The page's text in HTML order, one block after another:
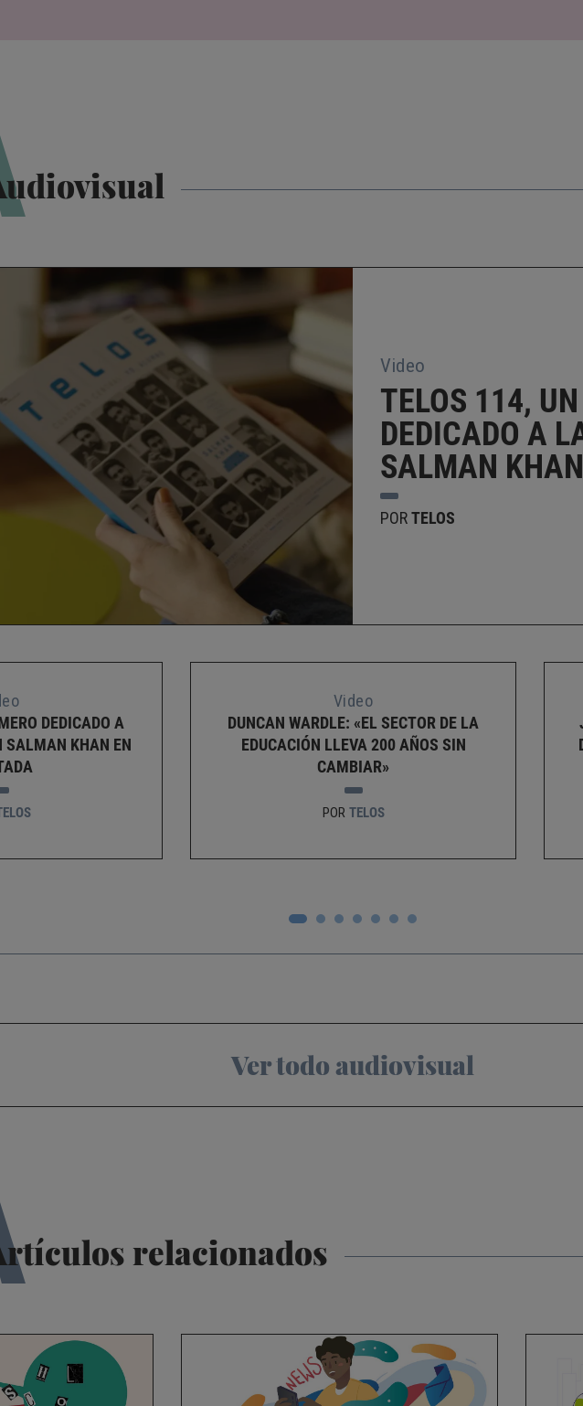
Video
TELOS 114,
DEDICADO A
SALMAN
PORTELOS
DEDICADO A
SALMAN KHAN EN
Video
DUNCAN WARDLE: «EL SECTOR DE LA
EDUCACIÓN LLEVA 200 AÑOS SIN
CAMBIAR»
POR TELOS
Ver todo audiovisual
relacionados